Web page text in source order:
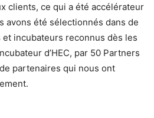
clients, ce qui a été accélérateur
avons été sélectionnés dans de
incubateurs reconnus dès les
d’HEC, par 50 Partners
partenaires qui nous ont